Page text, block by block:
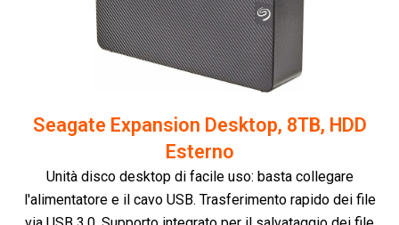
Seagate Expansion Desktop, 8TB, HDD
Esterno
Unità disco desktop di facile uso: basta collegare
l'alimentatore e il cavo USB. Trasferimento rapido dei file